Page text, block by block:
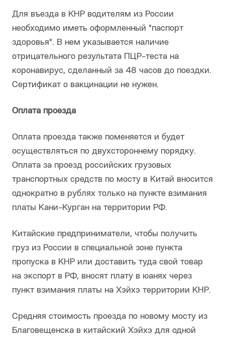
Для въезда в КНР водителям из России
необходимо иметь оформленный "паспорт
здоровья". В нем указывается наличие
отрицательного результата ПЦР-теста на
коронавирус, сделанный за 48 часов до поездки.
Сертификат о вакцинации не нужен.
Оплата проезда
Оплата проезда также поменяется и будет
осуществляться по двухстороннему порядку.
Оплата за проезд российских грузовых
транспортных средств по мосту в Китай вносится
однократно в рублях только на пункте взимания
платы Кани-Курган на территории РФ.
Китайские предприниматели, чтобы получить
груз из России в специальной зоне пункта
пропуска в КНР или доставить туда свой товар
на экспорт в РФ, вносят плату в юанях через
пункт взимания платы на Хэйхэ территории КНР.
Средняя стоимость проезда по новому мосту из
Благовещенска в китайский Хэйхэ для одной